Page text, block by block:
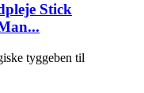
Stick